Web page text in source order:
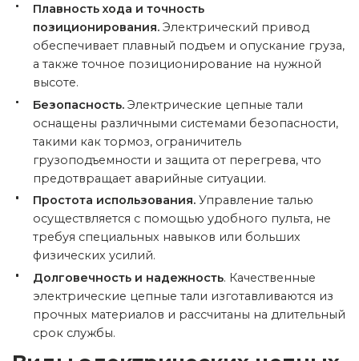
Плавность хода и точность
позиционирования. Электрический привод
обеспечивает плавный подъем и опускание груза,
а также точное позиционирование на нужной
высоте.
Безопасность. Электрические цепные тали
оснащены различными системами безопасности,
такими как тормоз, ограничитель
грузоподъемности и защита от перегрева, что
предотвращает аварийные ситуации.
Простота использования. Управление талью
осуществляется с помощью удобного пульта, не
требуя специальных навыков или больших
физических усилий.
Долговечность и надежность. Качественные
электрические цепные тали изготавливаются из
прочных материалов и рассчитаны на длительный
срок службы.